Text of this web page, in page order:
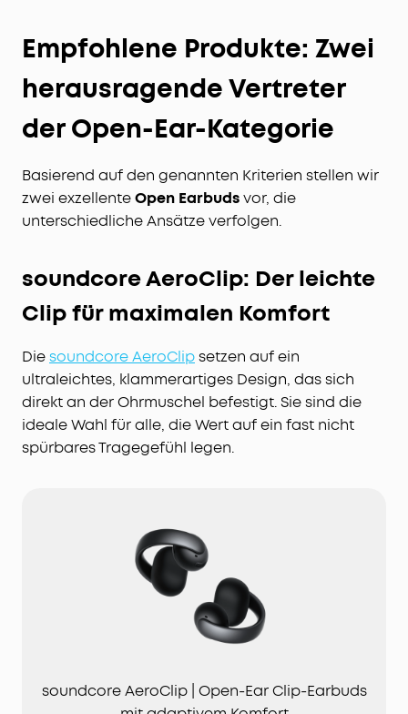
Empfohlene Produkte: Zwei
herausragende Vertreter
der Open-Ear-Kategorie
Basierend auf den genannten Kriterien stellen wir
zwei exzellenteOpen Earbudsvor, die
unterschiedliche Ansätze verfolgen.
soundcore AeroClip: Der leichte
Clip für maximalen Komfort
Diesoundcore AeroClipsetzen auf ein
ultraleichtes, klammerartiges Design, das sich
direkt an der Ohrmuschel befestigt. Sie sind die
ideale Wahl für alle, die Wert auf ein fast nicht
spürbares Tragegefühl legen.
soundcore AeroClip | Open-Ear Clip-Earbuds